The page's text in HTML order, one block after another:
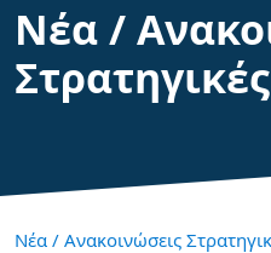
Νέα /
Νέα / Ανακοινώσεις